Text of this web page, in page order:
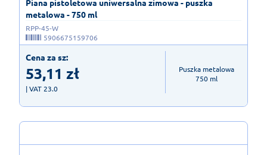
Piana pistoletowa uniwersalna zimowa - puszka
metalowa - 750 ml
RPP-45-W
5906675159706
Cena za sz:
53,11 zł
| VAT 23.0
Puszka metalowa
750 ml